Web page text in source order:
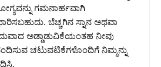
ಗಮನಾರ್ಹವಾಗಿ
ಬೆಚ್ಚಗಿನ ಸ್ನಾನ ಅಥವಾ
ಅಡ್ಡಾಡುವಿಕೆಯಂತಹ ನೀವು
ಚಟುವಟಿಕೆಗಳೊಂದಿಗೆ ನಿಮ್ಮನ್ನು